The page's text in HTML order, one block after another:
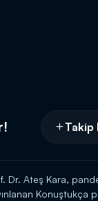
Takip
Dr. Ateş Kara,
Konuştukça